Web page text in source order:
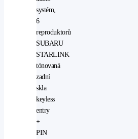
systém,
6
reproduktorů
SUBARU
STARLINK
tónovaná
zadní
skla
keyless
entry
+
PIN